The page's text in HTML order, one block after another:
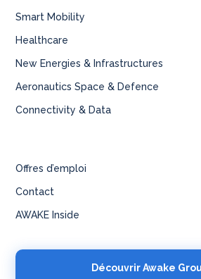
Smart Mobility
Healthcare
New Energies & Infrastructures
Aeronautics Space & Defence
Connectivity & Data
Offres d’emploi
Contact
AWAKE Inside
Découvrir Awake